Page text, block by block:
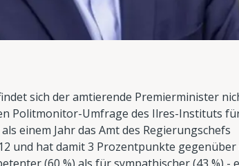
sich der amtierende Premierminister
Politmonitor-Umfrage des Ilres-Instituts
einem Jahr das Amt des Regierungschefs
und hat damit 3 Prozentpunkte